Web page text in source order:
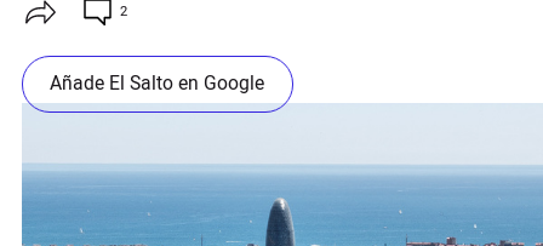
2
Añade El Salto en Google